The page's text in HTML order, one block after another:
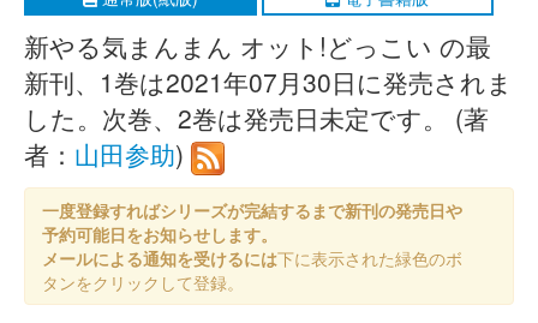
新やる気まんまん オット!どっこい の最
新刊、1巻は2021年07月30日に発売されま
した。次巻、2巻は発売日未定です。 (著
者： 山田参助)
一度登録すればシリーズが完結するまで新刊の発売日や
予約可能日をお知らせします。
メールによる通知を受けるには下に表示された緑色のボ
タンをクリックして登録。